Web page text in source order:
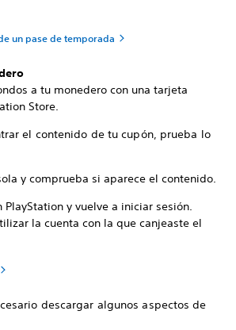
un pase de temporada
a tu monedero con una tarjeta
Store.
el contenido de tu cupón, prueba lo
y comprueba si aparece el contenido.
PlayStation y vuelve a iniciar sesión.
la cuenta con la que canjeaste el
descargar algunos aspectos de